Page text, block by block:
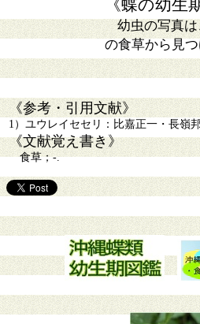
《蝶の幼生
幼虫の写真
の食草から見つ
《参考・引用文献》
1）ユウレイセセリ：比嘉正一・長嶺
《文献覚え書き》
食草；-.